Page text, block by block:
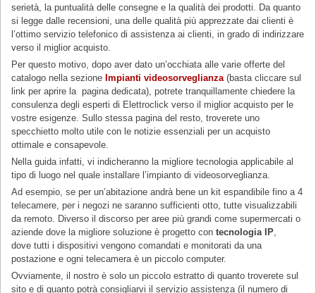
serietà, la puntualità delle consegne e la qualità dei prodotti. Da quanto
si legge dalle recensioni, una delle qualità più apprezzate dai clienti è
l’ottimo servizio telefonico di assistenza ai clienti, in grado di indirizzare
verso il miglior acquisto.
Per questo motivo, dopo aver dato un’occhiata alle varie offerte del
catalogo nella sezioneImpianti videosorveglianza (basta cliccare sul
link per aprire la pagina dedicata), potrete tranquillamente chiedere la
consulenza degli esperti di Elettroclick verso il miglior acquisto per le
vostre esigenze. Sullo stessa pagina del resto, troverete uno
specchietto molto utile con le notizie essenziali per un acquisto
ottimale e consapevole.
Nella guida infatti, vi indicheranno la migliore tecnologia applicabile al
tipo di luogo nel quale installare l’impianto di videosorveglianza.
Ad esempio, se per un’abitazione andrà bene un kit espandibile fino a 4
telecamere, per i negozi ne saranno sufficienti otto, tutte visualizzabili
da remoto. Diverso il discorso per aree più grandi come supermercati o
aziende dove la migliore soluzione è progetto con tecnologia IP
dove tutti i dispositivi vengono comandati e monitorati da una
postazione e ogni telecamera è un piccolo computer.
Ovviamente, il nostro è solo un piccolo estratto di quanto troverete sul
sito e di quanto potrà consigliarvi il servizio assistenza (il numero di